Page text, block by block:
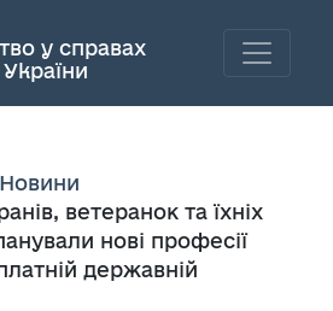
у справах
Новини
ветеранок та їхніх
нові професії
державній